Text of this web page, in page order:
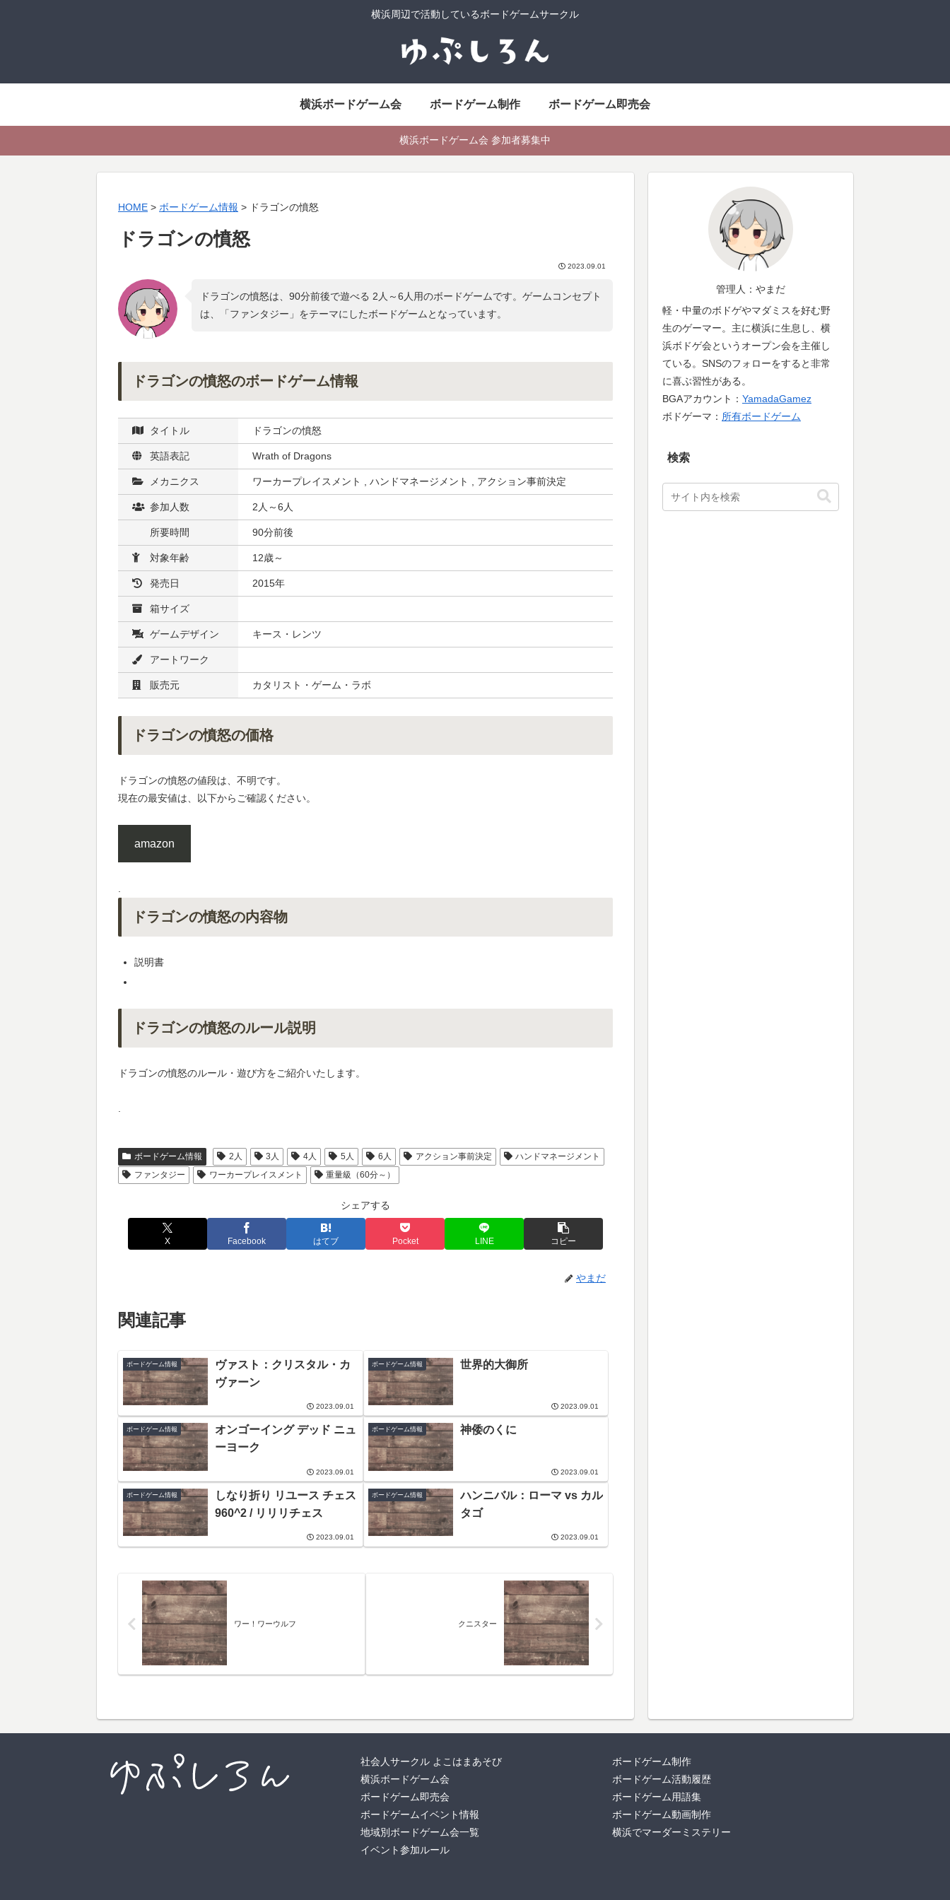
横浜周辺で活動しているボードゲームサークル
横浜ボードゲーム会 ボードゲーム制作 ボードゲーム即売会
横浜ボードゲーム会 参加者募集中
HOME > ボードゲーム情報 > ドラゴンの憤怒
ドラゴンの憤怒
2023.09.01
ドラゴンの憤怒は、90分前後で遊べる 2人～6人用のボードゲームです。ゲームコンセプト
は、「ファンタジー 」をテーマにしたボードゲームとなっています。
ドラゴンの憤怒のボードゲーム情報
タイトル ドラゴンの憤怒
英語表記 Wrath of Dragons
メカニクス ワーカープレイスメント , ハンドマネージメント , アクション事前決定
参加人数 2人～6人
所要時間 90分前後
対象年齢 12歳～
発売日 2015年
箱サイズ
ゲームデザイン キース・レンツ
アートワーク
販売元 カタリスト・ゲーム・ラボ
ドラゴンの憤怒の価格
ドラゴンの憤怒の値段は、不明です。
現在の最安値は、以下からご確認ください。
amazon
.
ドラゴンの憤怒の内容物
説明書
ドラゴンの憤怒のルール説明
ドラゴンの憤怒のルール・遊び方をご紹介いたします。
.
ボードゲーム情報 2人 3人 4人 5人 6人 アクション事前決定
ハンドマネージメント
ファンタジー
ワーカープレイスメント 重量級（60分～）
シェアする
X Facebook はてブ Pocket LINE コピー
やまだ
関連記事
ボードゲーム情報
ヴァスト：クリスタル・カ
ヴァーン
2023.09.01
ボードゲーム情報 世界的大御所
2023.09.01
ボードゲーム情報
オンゴーイング デッド ニュ
ーヨーク
2023.09.01
ボードゲーム情報 神倭のくに
2023.09.01
ボードゲーム情報
しなり折り リユース チェス
960^2 / リリリチェス
2023.09.01
ボードゲーム情報
ハンニバル：ローマ vs カル
タゴ
2023.09.01
ワー！ワーウルフ クニスター
管理人：やまだ
軽・中量のボドゲやマダミスを好む野
生のゲーマー。主に横浜に生息し、横
浜ボドゲ会というオープン会を主催し
ている。SNSのフォローをすると非常
に喜ぶ習性がある。
BGAアカウント： YamadaGamez
ボドゲーマ： 所有ボードゲーム
検索
社会人サークル よこはまあそび
横浜ボードゲーム会
ボードゲーム即売会
ボードゲームイベント情報
地域別ボードゲーム会一覧
イベント参加ルール
ボードゲーム制作
ボードゲーム活動履歴
ボードゲーム用語集
ボードゲーム動画制作
横浜でマーダーミステリー